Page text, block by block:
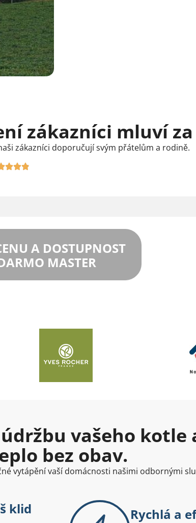
zákazníci mluví
zákazníci doporučují svým přátelům a rodině.
A DOSTUPNOST
MASTER
vašeho kotle
bez obav.
vytápění vaší domácnosti našimi odbornými
klid Rychlá a